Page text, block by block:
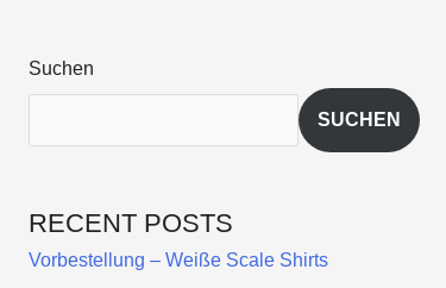
Suchen
SUCHEN
RECENT POSTS
Vorbestellung – Weiße Scale Shirts